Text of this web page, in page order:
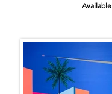
Available